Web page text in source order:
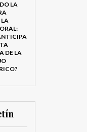
LA
DE LA